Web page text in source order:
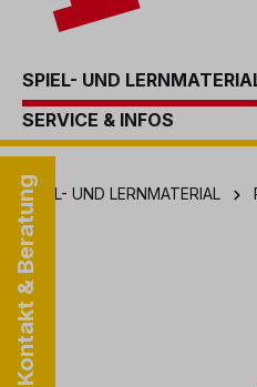
SPIEL- UND
SERVICE & INFOS
Kontakt & Beratung
SPIEL- UND LERNMATERIAL
Bildergalerie überspringen